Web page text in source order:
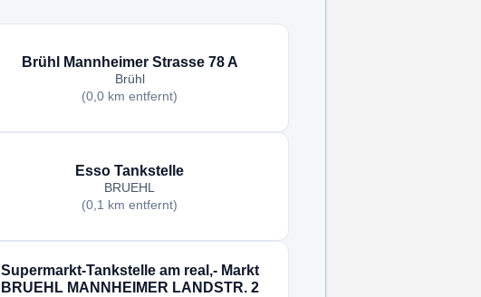
Brühl Mannheimer Strasse 78 A
Brühl
(0,0 km entfernt)
Esso Tankstelle
BRUEHL
(0,1 km entfernt)
Supermarkt-Tankstelle am real,- Markt
BRUEHL MANNHEIMER LANDSTR. 2